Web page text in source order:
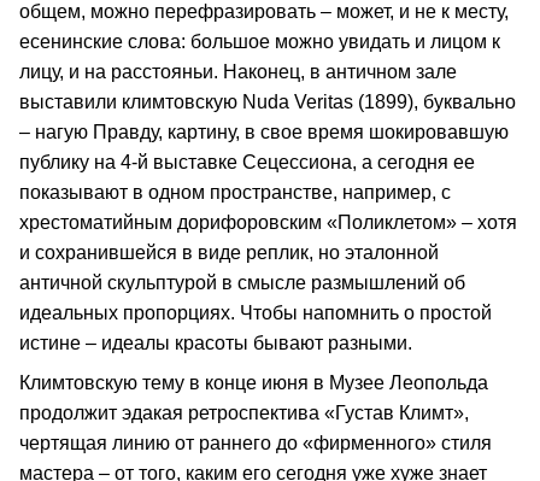
общем, можно перефразировать – может, и не к месту,
есенинские слова: большое можно увидать и лицом к
лицу, и на расстояньи. Наконец, в античном зале
выставили климтовскую Nuda Veritas (1899), буквально
– нагую Правду, картину, в свое время шокировавшую
публику на 4-й выставке Сецессиона, а сегодня ее
показывают в одном пространстве, например, с
хрестоматийным дорифоровским «Поликлетом» – хотя
и сохранившейся в виде реплик, но эталонной
античной скульптурой в смысле размышлений об
идеальных пропорциях. Чтобы напомнить о простой
истине – идеалы красоты бывают разными.
Климтовскую тему в конце июня в Музее Леопольда
продолжит эдакая ретроспектива «Густав Климт»,
чертящая линию от раннего до «фирменного» стиля
мастера – от того, каким его сегодня уже хуже знает